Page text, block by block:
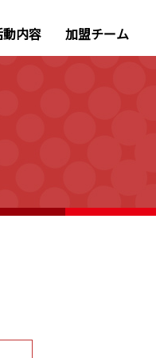
内容 加盟チーム